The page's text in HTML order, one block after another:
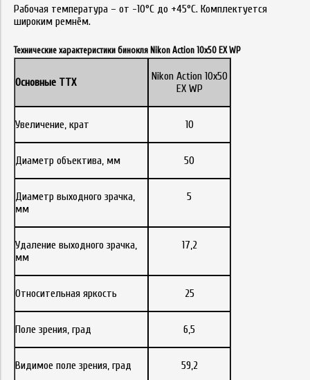
Рабочая температура – от -10°C до +45°C. Комплектуется
широким ремнём.
Технические характеристики бинокля Nikon Action 10x50 EX WP
Основные ТТХ
Nikon Action 10x50
EX WP
Увеличение, крат 10
Диаметр объектива, мм 50
Диаметр выходного зрачка,
мм
5
Удаление выходного зрачка,
мм
17,2
Относительная яркость 25
Поле зрения, град 6,5
Видимое поле зрения, град 59,2